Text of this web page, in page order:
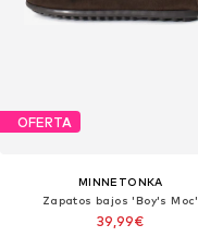
OFERTA
MINNETONKA
Zapatos bajos 'Boy's Moc'
39,99€